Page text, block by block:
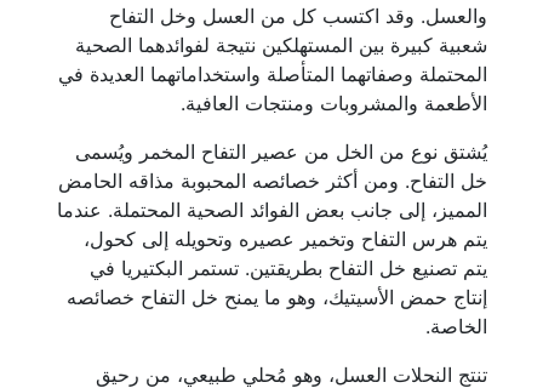
والعسل. وقد اكتسب كل من العسل وخل التفاح
شعبية كبيرة بين المستهلكين نتيجة لفوائدهما الصحية
المحتملة وصفاتهما المتأصلة واستخداماتهما العديدة في
الأطعمة والمشروبات ومنتجات العافية.
يُشتق نوع من الخل من عصير التفاح المخمر ويُسمى
خل التفاح. ومن أكثر خصائصه المحبوبة مذاقه الحامض
المميز، إلى جانب بعض الفوائد الصحية المحتملة. عندما
يتم هرس التفاح وتخمير عصيره وتحويله إلى كحول،
يتم تصنيع خل التفاح بطريقتين. تستمر البكتيريا في
إنتاج حمض الأسيتيك، وهو ما يمنح خل التفاح خصائصه
الخاصة.
تنتج النحلات العسل، وهو مُحلي طبيعي، من رحيق